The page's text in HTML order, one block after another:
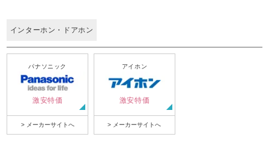
インターホン・ドアホン
パナソニック
激安特価
> メーカーサイトへ
アイホン
激安特価
> メーカーサイトへ